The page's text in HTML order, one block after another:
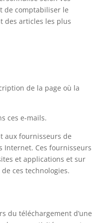
de comptabiliser le
des articles les plus
de la page où la
ces e-mails.
aux fournisseurs de
Internet. Ces fournisseurs
et applications et sur
ces technologies.
du téléchargement d’une